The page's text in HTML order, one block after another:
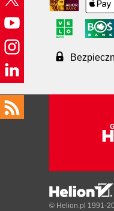
© Helion.pl 1991-